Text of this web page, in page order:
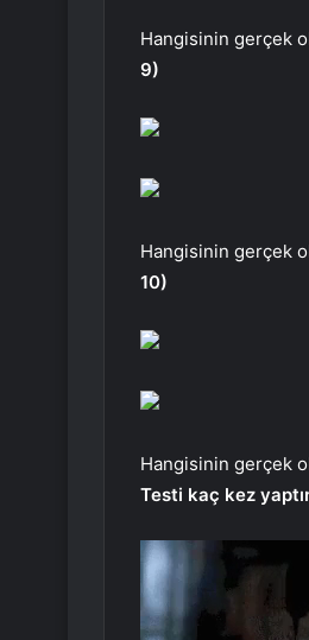
Hangisinin gerçek
9)
Hangisinin gerçek
10)
Hangisinin gerçek
Testi kaç kez